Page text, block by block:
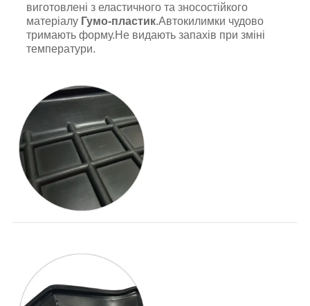
виготовлені з еластичного та зносостійкого
матеріалу Гумо-пластик.Автокилимки чудово
тримають форму.Не видають запахів при зміні
температури.